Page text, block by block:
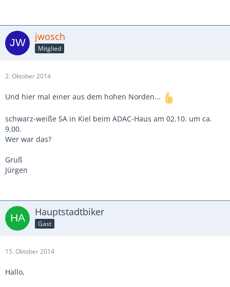
jwosch
Mitglied
2. Oktober 2014
Und hier mal einer aus dem hohen Norden...
schwarz-weiße SA in Kiel beim ADAC-Haus am 02.10. um ca.
9.00.
Wer war das?
Gruß
Jürgen
Hauptstadtbiker
Gast
15. Oktober 2014
Hallo,